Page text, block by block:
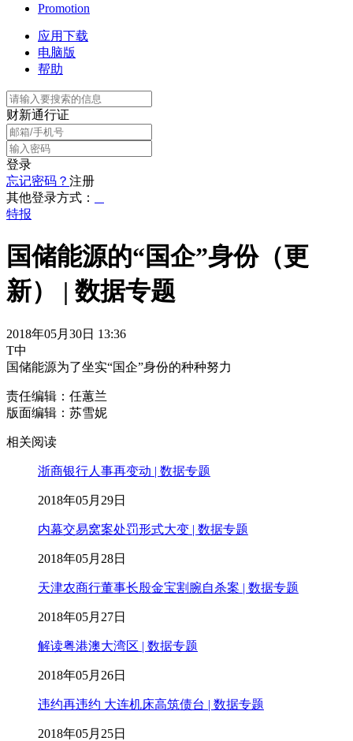
Promotion
应用下载
电脑版
帮助
财新通行证
登录
忘记密码？ 注册
其他登录方式：
特报
国储能源的“国企”身份（更
新） | 数据专题
2018年05月30日 13:36
T中
国储能源为了坐实“国企”身份的种种努力
责任编辑：任蕙兰
版面编辑：苏雪妮
相关阅读
浙商银行人事再变动 | 数据专题
2018年05月29日
内幕交易窝案处罚形式大变 | 数据专题
2018年05月28日
天津农商行董事长殷金宝割腕自杀案 | 数据专题
2018年05月27日
解读粤港澳大湾区 | 数据专题
2018年05月26日
违约再违约 大连机床高筑债台 | 数据专题
2018年05月25日